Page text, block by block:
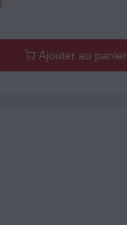
Ajouter au panier